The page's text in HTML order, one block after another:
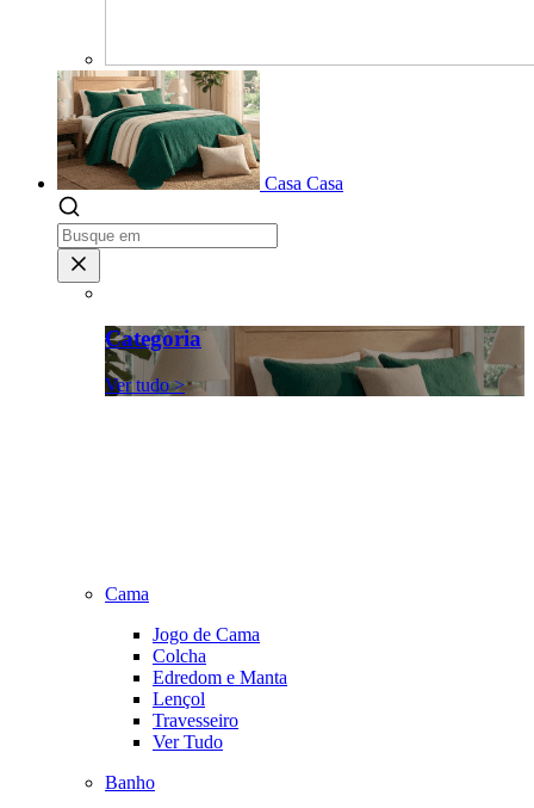
Casa Casa
Categoria
Ver tudo >
Cama
Jogo de Cama
Colcha
Edredom e Manta
Lençol
Travesseiro
Ver Tudo
Banho